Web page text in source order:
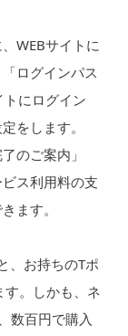
WEBサイトに
ログインパス
トにログイン
をします。
のご案内」
ス利用料の支
ます。
、お持ちのTポ
。しかも、ネ
数百円で購入